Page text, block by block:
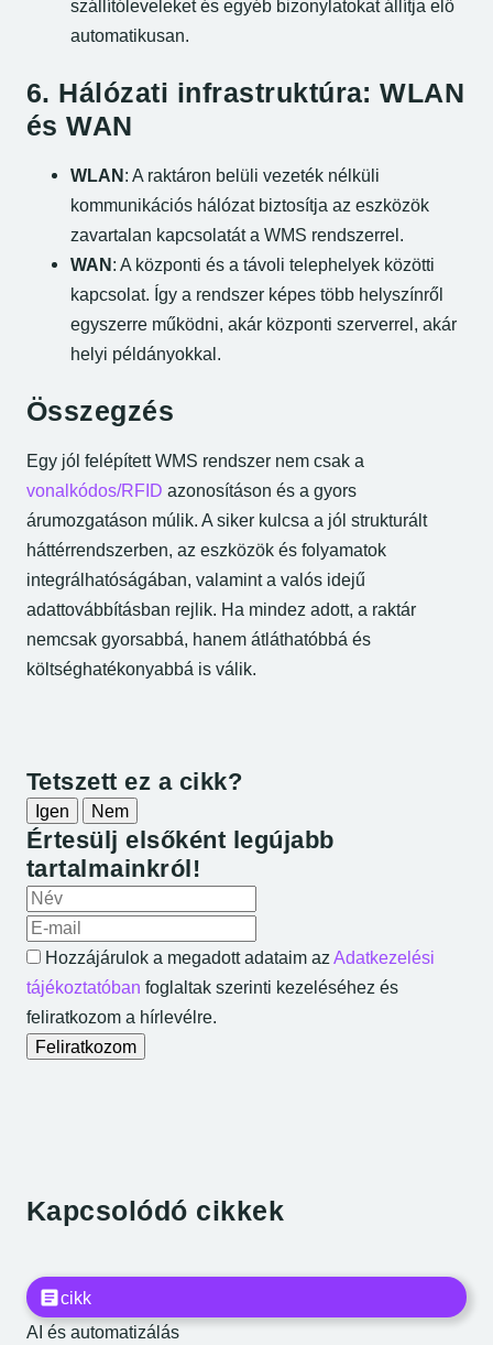
szállítóleveleket és egyéb bizonylatokat állítja elő
automatikusan.
6. Hálózati infrastruktúra: WLAN
és WAN
WLAN: A raktáron belüli vezeték nélküli
kommunikációs hálózat biztosítja az eszközök
zavartalan kapcsolatát a WMS rendszerrel.
WAN: A központi és a távoli telephelyek közötti
kapcsolat. Így a rendszer képes több helyszínről
egyszerre működni, akár központi szerverrel, akár
helyi példányokkal.
Összegzés
Egy jól felépített WMS rendszer nem csak a
vonalkódos/RFID azonosításon és a gyors
árumozgatáson múlik. A siker kulcsa a jól strukturált
háttérrendszerben, az eszközök és folyamatok
integrálhatóságában, valamint a valós idejű
adattovábbításban rejlik. Ha mindez adott, a raktár
nemcsak gyorsabbá, hanem átláthatóbbá és
költséghatékonyabbá is válik.
Cikk interaktív űrlapjai
Értesülj elsőként legújabb
tartalmainkról!
A neved
Az e-mail címed
Hozzájárulok a megadott adataim az Adatkezelési
tájékoztatóban foglaltak szerinti kezeléséhez és
feliratkozom a hírlevélre.
Feliratkozom
Tetszett ez a cikk?
Igen Nem
Kapcsolódó cikkek
cikk
AI és automatizálás